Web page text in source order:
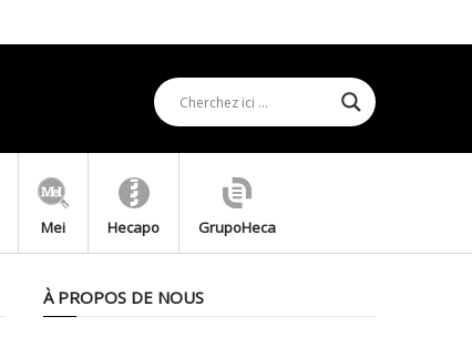
Mei Hecapo GrupoHeca
À PROPOS DE NOUS